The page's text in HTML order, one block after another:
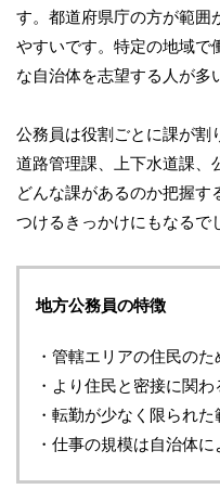
す。都道府県庁の方が範囲
やすいです。特定の地域で
な自治体を志望する人が多
公務員は役割ごとに課が割
道路管理課、上下水道課、
どんな課があるのか把握す
つけるきっかけにもなるで
地方公務員の特徴
・管轄エリアの住民のた
・より住民と密接に関わ
・転勤が少なく限られた
・仕事の規模は自治体